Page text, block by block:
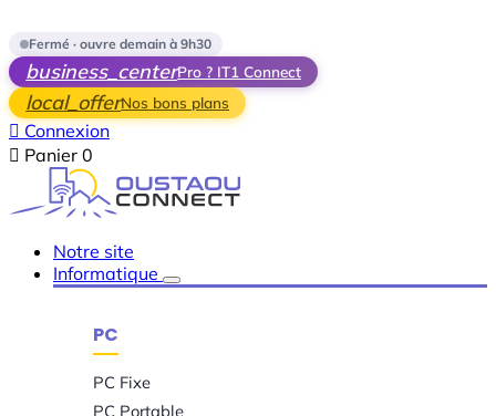
Fermé · ouvre demain à 9h30
business_centerPro ? IT1 Connect
local_offerNos bons plans
 Connexion
 Panier 0
Notre site
Informatique
PC
PC Fixe
PC Portable